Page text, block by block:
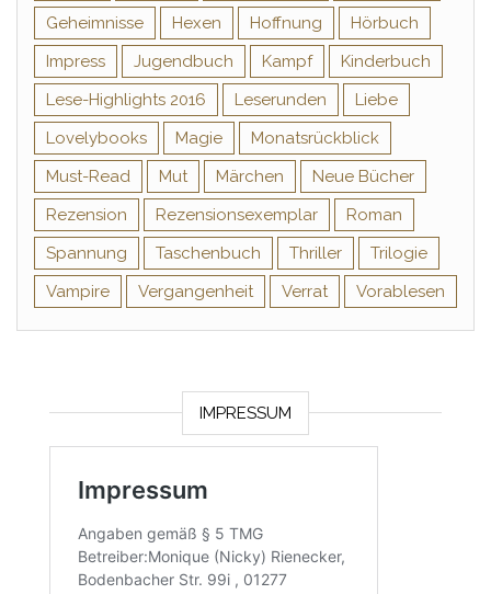
Geheimnisse
Hexen Hoffnung
Hörbuch
Impress
Jugendbuch Kampf
Kinderbuch
Lese-Highlights 2016
Leserunden
Liebe
Lovelybooks
Magie
Monatsrückblick
Must-Read
Mut Märchen
Neue Bücher
Rezension
Rezensionsexemplar
Roman
Spannung
Taschenbuch Thriller
Trilogie
Vampire
Vergangenheit Verrat Vorablesen
IMPRESSUM